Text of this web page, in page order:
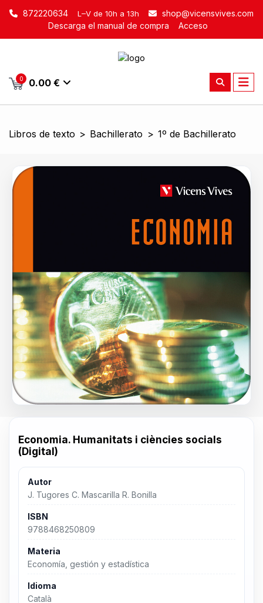
872220634 L–V de 10h a 13h
shop@vicensvives.com
Descarga el manual de compra
Acceso
0 0.00 €
Libros de texto > Bachillerato > 1º de Bachillerato
Economia. Humanitats i ciències socials
(Digital)
Autor
J. Tugores C. Mascarilla R. Bonilla
ISBN
9788468250809
Materia
Economía, gestión y estadística
Idioma
Català